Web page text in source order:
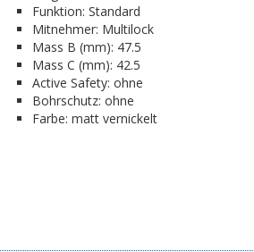
Funktion: Standard
Mitnehmer: Multilock
Mass B (mm): 47.5
Mass C (mm): 42.5
Active Safety: ohne
Bohrschutz: ohne
Farbe: matt vernickelt